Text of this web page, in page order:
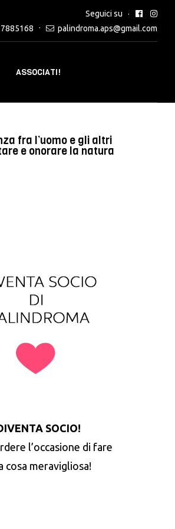
Seguici su
palindroma.aps@gmail.com
ASSOCIATI!
fra l’uomo e gli altri
e onorare la natura
SOCIO!
l’occasione di fare
cosa meravigliosa!